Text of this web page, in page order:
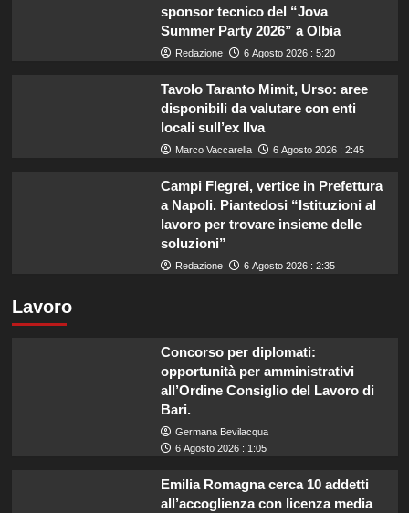
sponsor tecnico del “Jova
Summer Party 2026” a Olbia
Redazione 6 Agosto 2026 : 5:20
Tavolo Taranto Mimit, Urso: aree
disponibili da valutare con enti
locali sull’ex Ilva
Marco Vaccarella 6 Agosto 2026 : 2:45
Campi Flegrei, vertice in Prefettura
a Napoli. Piantedosi “Istituzioni al
lavoro per trovare insieme delle
soluzioni”
Redazione 6 Agosto 2026 : 2:35
Lavoro
Concorso per diplomati:
opportunità per amministrativi
all’Ordine Consiglio del Lavoro di
Bari.
Germana Bevilacqua
6 Agosto 2026 : 1:05
Emilia Romagna cerca 10 addetti
all’accoglienza con licenza media